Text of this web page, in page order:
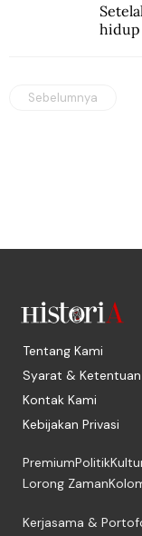
hidup
Sebelumnya
Tentang Kami
Syarat & Ketentuan
Kontak Kami
Kebijakan Privasi
PremiumPolitik
Lorong Zaman
Kerjasama &